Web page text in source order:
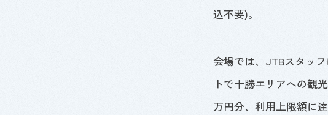
込不要)。
会場では、 JTBスタッ
トで十勝エリアへの観
万円分、利用上限額に